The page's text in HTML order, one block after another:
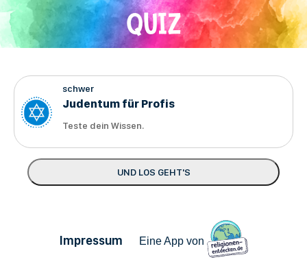
Direkt
zum
Inhalt
QUIZ
schwer
Judentum für Profis
Teste dein Wissen.
Impressum Eine App von